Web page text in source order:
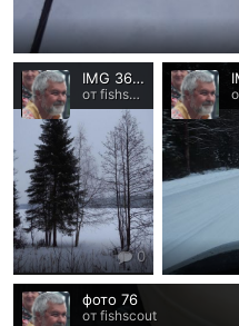
IMG 3666.resized
от fishscout
0
фото 76
от fishscout